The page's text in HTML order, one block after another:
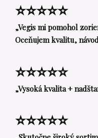
⭐⭐⭐⭐⭐
„Vegis mi pomohol
Oceňujem kvalitu,
⭐⭐⭐⭐⭐
„Vysoká kvalita +
⭐⭐⭐⭐⭐